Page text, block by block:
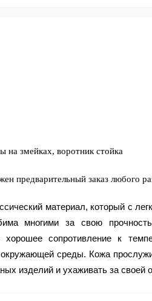
на змейках, воротник стойка
предварительный заказ любого
материал, который с
многими за свою
хорошее сопротивление к
окружающей среды. Кожа
изделий и ухаживать за своей